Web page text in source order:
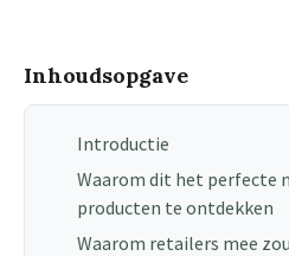
Inhoudsopgave
Introductie
Waarom dit het perfecte
producten te ontdekken
Waarom retailers mee